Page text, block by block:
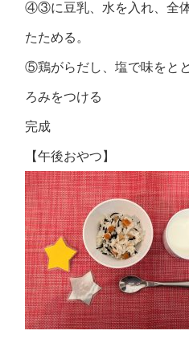
④③に豆乳、水を入れ、全
たためる。
⑤鶏がらだし、塩で味をと
ろみをつける
完成
【午後おやつ】